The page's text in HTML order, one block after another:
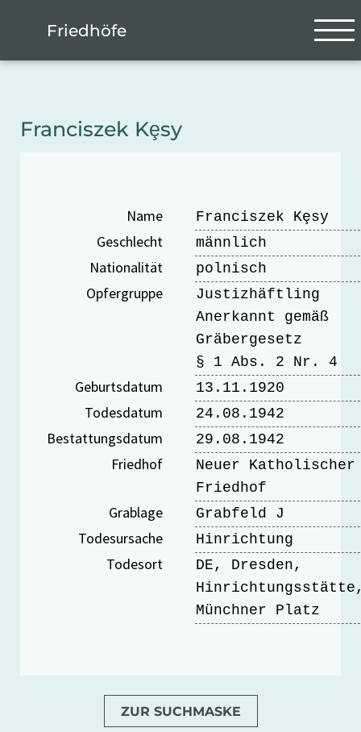
Friedhöfe
Franciszek Kȩsy
Name Franciszek Kȩsy
Geschlecht männlich
Nationalität polnisch
Opfergruppe
Justizhäftling
Anerkannt gemäß
Gräbergesetz
§ 1 Abs. 2 Nr. 4
Geburtsdatum 13.11.1920
Todesdatum 24.08.1942
Bestattungsdatum 29.08.1942
Friedhof
Neuer Katholischer
Friedhof
Grablage Grabfeld J
Todesursache Hinrichtung
Todesort
DE, Dresden,
Münchner Platz
ZUR SUCHMASKE